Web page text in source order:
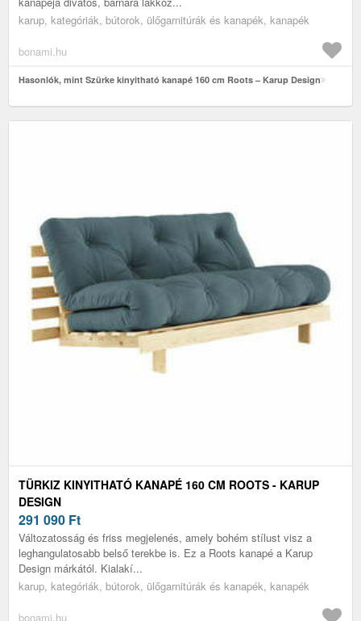
karup, kategóriák, bútorok, ülőgarnitúrák és kanapék, kanapék
bonami.hu
Hasonlók, mint Szürke kinyitható kanapé 160 cm Roots – Karup Design
TÜRKIZ KINYITHATÓ KANAPÉ 160 CM ROOTS - KARUP
DESIGN
291 090 Ft
Változatosság és friss megjelenés, amely bohém stílust visz a
leghangulatosabb belső terekbe is. Ez a Roots kanapé a Karup
Design márkától. Kialakí...
karup, kategóriák, bútorok, ülőgarnitúrák és kanapék, kanapék
bonami.hu